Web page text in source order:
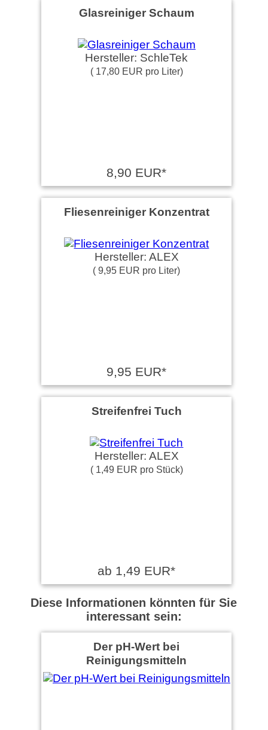
Glasreiniger Schaum
Hersteller: SchleTek
( 17,80 EUR pro Liter)
8,90 EUR*
Fliesenreiniger Konzentrat
Hersteller: ALEX
( 9,95 EUR pro Liter)
9,95 EUR*
Streifenfrei Tuch
Hersteller: ALEX
( 1,49 EUR pro Stück)
ab 1,49 EUR*
Diese Informationen könnten für Sie
interessant sein:
Der pH-Wert bei
Reinigungsmitteln